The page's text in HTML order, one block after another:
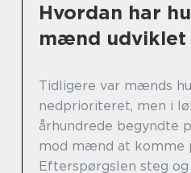
Hvordan har
mænd udviklet
Tidligere var mænds
nedprioriteret, men i
århundrede begyndte
mod mænd at komme
Efterspørgslen steg